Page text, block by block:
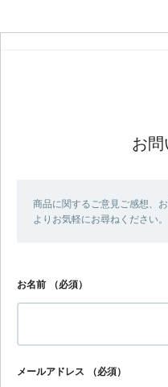
お
商品に関するご意見ご感想、
よりお気軽にお尋ねください。
お名前 （必須）
メールアドレス （必須）